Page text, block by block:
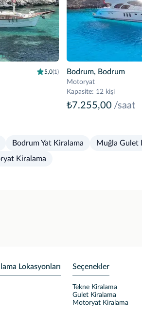
5,0(1) Bodrum, Bodrum
Motoryat
Kapasite: 12 kişi
₺7.255,00 /saat
Bodrum Yat Kiralama
Muğla Gulet
Kiralama
Lokasyonları Seçenekler
Tekne Kiralama
Gulet Kiralama
Motoryat Kiralama